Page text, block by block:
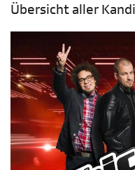
Übersicht aller